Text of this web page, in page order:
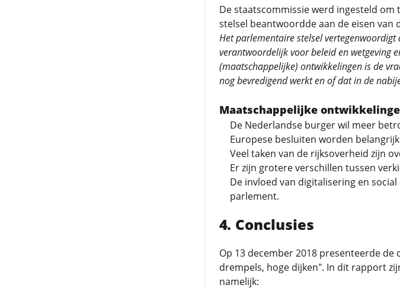
De staatscommissie werd ingesteld
stelsel beantwoordde aan de eisen van
Het parlementaire stelsel vertegenwoordigt
verantwoordelijk voor beleid en wetgeving
(maatschappelijke) ontwikkelingen is de
nog bevredigend werkt en of dat in de
Maatschappelijke
De Nederlandse burger wil meer
Europese besluiten worden
Veel taken van de rijksoverheid zijn
Er zijn grotere verschillen tussen
De invloed van digitalisering en
parlement.
Conclusies
Op 13 december 2018 presenteerde
drempels, hoge dijken". In dit rapport
namelijk: